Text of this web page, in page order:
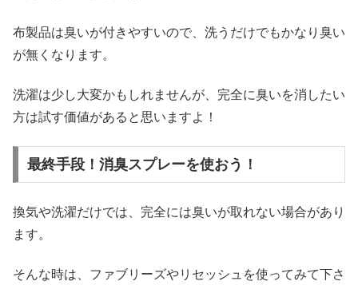
布製品は臭いが付きやすいので、洗うだけでもかなり臭い
が無くなります。
洗濯は少し大変かもしれませんが、完全に臭いを消したい
方は試す価値があると思いますよ！
最終手段！消臭スプレーを使おう！
換気や洗濯だけでは、完全には臭いが取れない場合があり
ます。
そんな時は、ファブリーズやリセッシュを使ってみて下さ